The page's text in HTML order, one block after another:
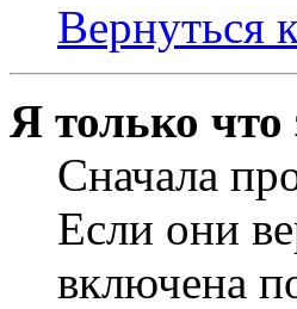
Вернуться
Я только что
Сначала
Если они
включена